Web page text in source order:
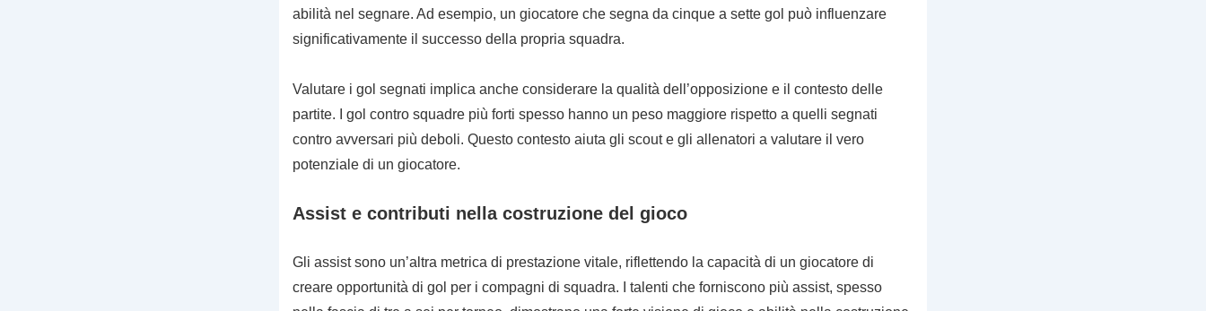
abilità nel segnare. Ad esempio, un giocatore che segna da cinque a sette gol può influenzare
significativamente il successo della propria squadra.
Valutare i gol segnati implica anche considerare la qualità dell’opposizione e il contesto delle
partite. I gol contro squadre più forti spesso hanno un peso maggiore rispetto a quelli segnati
contro avversari più deboli. Questo contesto aiuta gli scout e gli allenatori a valutare il vero
potenziale di un giocatore.
Assist e contributi nella costruzione del gioco
Gli assist sono un’altra metrica di prestazione vitale, riflettendo la capacità di un giocatore di
creare opportunità di gol per i compagni di squadra. I talenti che forniscono più assist, spesso